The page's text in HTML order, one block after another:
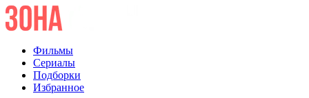
Фильмы
Сериалы
Подборки
Избранное